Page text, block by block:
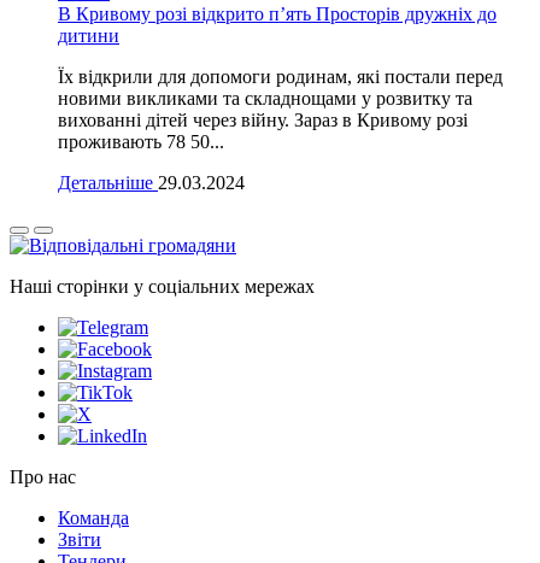
В Кривому розі відкрито п’ять Просторів дружніх до
дитини
Їх відкрили для допомоги родинам, які постали перед
новими викликами та складнощами у розвитку та
вихованні дітей через війну. Зараз в Кривому розі
проживають 78 50...
Детальніше 29.03.2024
Наші сторінки у соціальних мережах
Про нас
Команда
Звіти